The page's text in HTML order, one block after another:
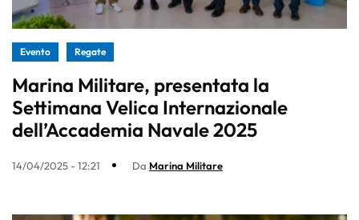
Evento Regate
Marina Militare, presentata la
Settimana Velica Internazionale
dell’Accademia Navale 2025
14/04/2025 - 12:21 Da Marina Militare